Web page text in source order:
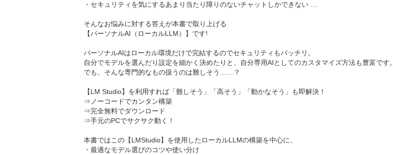
・セキュリティを気にするあまり当たり障りのないチャットしかできない …
そんなお悩みに対する答えが本書で取り上げる
【パーソナルAI（ローカルLLM）】です!
パーソナルAIはローカル環境だけで完結するのでセキュリティもバッチリ。
自分でモデルを選んだり設定を細かく決めたりと、自分専用AIとしてのカスタマイズ方法も豊富です。
でも、そんな専門的なもの扱うのは難しそう……？
【LM Studio】を利用すれば「難しそう」「高そう」「動かなそう」も即解決！
⇒ノーコードでカンタン構築
⇒完全無料でダウンロード
⇒手元のPCでサクサク動く！
本書ではこの【LMStudio】を使用したローカルLLMの構築を中心に、
・最適なモデル選びのコツや使い分け